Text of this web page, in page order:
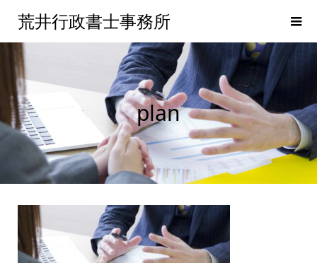
荒井行政書士事務所
plan